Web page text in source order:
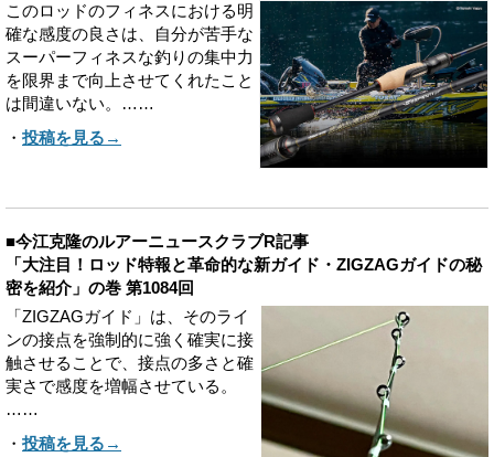
このロッドのフィネスにおける明
確な感度の良さは、自分が苦手な
スーパーフィネスな釣りの集中力
を限界まで向上させてくれたこと
は間違いない。……
・ 投稿を見る→
■今江克隆のルアーニュースクラブR記事
「大注目！ロッド特報と革命的な新ガイド・ZIGZAGガイドの秘
密を紹介」の巻 第1084回
「ZIGZAGガイド」は、そのライ
ンの接点を強制的に強く確実に接
触させることで、接点の多さと確
実さで感度を増幅させている。
……
・ 投稿を見る→